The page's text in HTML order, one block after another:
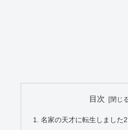
目次
名家の天才に転生しました